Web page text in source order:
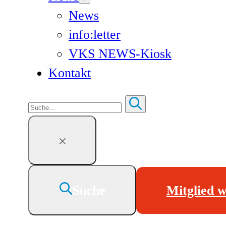
News
info:letter
VKS NEWS-Kiosk
Kontakt
Suchen
Suche Mitglied